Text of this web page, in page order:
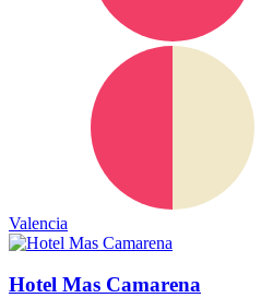
Valencia
Hotel Mas Camarena